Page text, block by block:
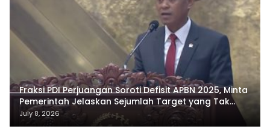
Fraksi PDI Perjuangan Soroti Defisit APBN 2025, Minta
Pemerintah Jelaskan Sejumlah Target yang Tak
Tercapai
July 8, 2026